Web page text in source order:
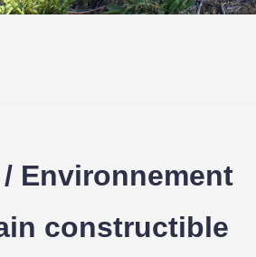
/ Environnement
constructible